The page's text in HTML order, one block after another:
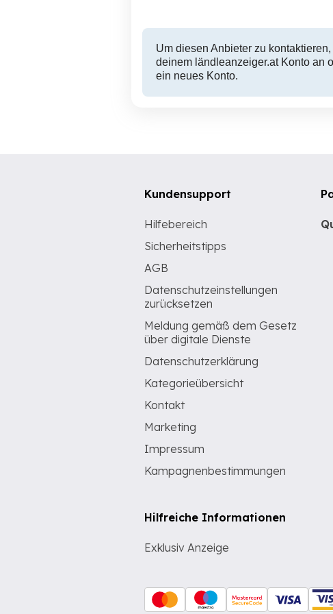
Um diesen Anbieter zu
deinem ländleanzeiger.at Konto an
ein neues Konto.
Kundensupport
Hilfebereich
Sicherheitstipps
AGB
Datenschutzeinstellungen
zurücksetzen
Meldung gemäß dem Gesetz
über digitale Dienste
Datenschutzerklärung
Kategorieübersicht
Kontakt
Marketing
Impressum
Kampagnenbestimmungen
Hilfreiche Informationen
Exklusiv Anzeige